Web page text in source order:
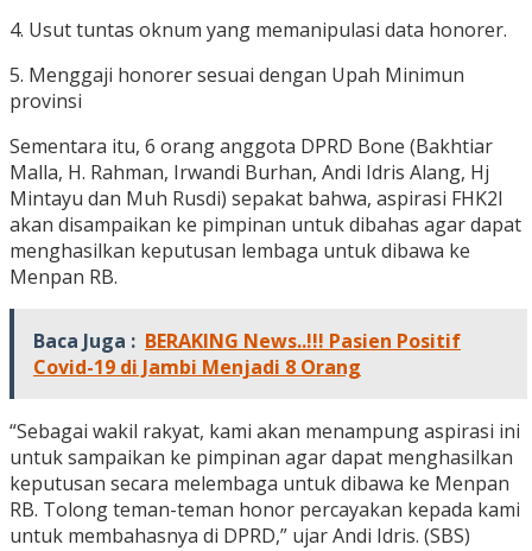
4. Usut tuntas oknum yang memanipulasi data honorer.
5. Menggaji honorer sesuai dengan Upah Minimun
provinsi
Sementara itu, 6 orang anggota DPRD Bone (Bakhtiar
Malla, H. Rahman, Irwandi Burhan, Andi Idris Alang, Hj
Mintayu dan Muh Rusdi) sepakat bahwa, aspirasi FHK2I
akan disampaikan ke pimpinan untuk dibahas agar dapat
menghasilkan keputusan lembaga untuk dibawa ke
Menpan RB.
Baca Juga : BERAKING News..!!! Pasien Positif
Covid-19 di Jambi Menjadi 8 Orang
“Sebagai wakil rakyat, kami akan menampung aspirasi ini
untuk sampaikan ke pimpinan agar dapat menghasilkan
keputusan secara melembaga untuk dibawa ke Menpan
RB. Tolong teman-teman honor percayakan kepada kami
untuk membahasnya di DPRD,” ujar Andi Idris. (SBS)